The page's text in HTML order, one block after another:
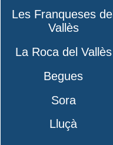
Les Franqueses del
Vallès
La Roca del Vallès
Begues
Sora
Lluçà